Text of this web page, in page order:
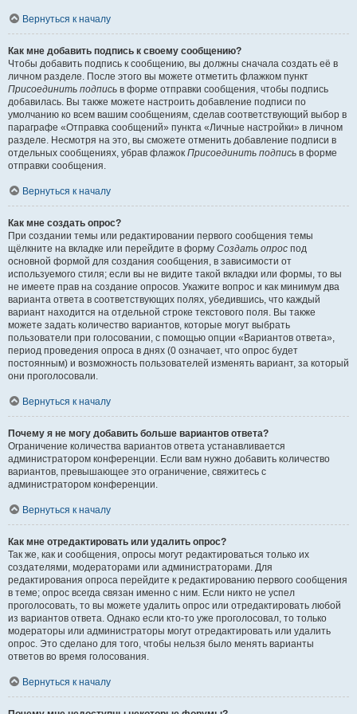
Вернуться к началу
Как мне добавить подпись к своему сообщению?
Чтобы добавить подпись к сообщению, вы должны сначала создать её в
личном разделе. После этого вы можете отметить флажком пункт
Присоединить подпись в форме отправки сообщения, чтобы подпись
добавилась. Вы также можете настроить добавление подписи по
умолчанию ко всем вашим сообщениям, сделав соответствующий выбор в
параграфе «Отправка сообщений» пункта «Личные настройки» в личном
разделе. Несмотря на это, вы сможете отменить добавление подписи в
отдельных сообщениях, убрав флажок Присоединить подпись в форме
отправки сообщения.
Вернуться к началу
Как мне создать опрос?
При создании темы или редактировании первого сообщения темы
щёлкните на вкладке или перейдите в форму Создать опрос под
основной формой для создания сообщения, в зависимости от
используемого стиля; если вы не видите такой вкладки или формы, то вы
не имеете прав на создание опросов. Укажите вопрос и как минимум два
варианта ответа в соответствующих полях, убедившись, что каждый
вариант находится на отдельной строке текстового поля. Вы также
можете задать количество вариантов, которые могут выбрать
пользователи при голосовании, с помощью опции «Вариантов ответа»,
период проведения опроса в днях (0 означает, что опрос будет
постоянным) и возможность пользователей изменять вариант, за который
они проголосовали.
Вернуться к началу
Почему я не могу добавить больше вариантов ответа?
Ограничение количества вариантов ответа устанавливается
администратором конференции. Если вам нужно добавить количество
вариантов, превышающее это ограничение, свяжитесь с
администратором конференции.
Вернуться к началу
Как мне отредактировать или удалить опрос?
Так же, как и сообщения, опросы могут редактироваться только их
создателями, модераторами или администраторами. Для
редактирования опроса перейдите к редактированию первого сообщения
в теме; опрос всегда связан именно с ним. Если никто не успел
проголосовать, то вы можете удалить опрос или отредактировать любой
из вариантов ответа. Однако если кто-то уже проголосовал, то только
модераторы или администраторы могут отредактировать или удалить
опрос. Это сделано для того, чтобы нельзя было менять варианты
ответов во время голосования.
Вернуться к началу